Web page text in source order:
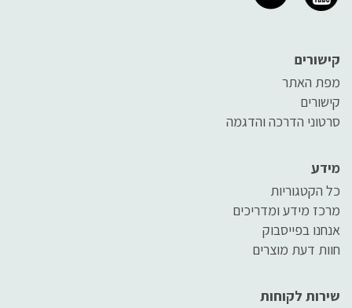
קישורים
מפת האתר
קישורים
סרטוני הדרכה והדגמה
מידע
כל הקטגוריות
מרכז מידע ומדריכים
אנחנו בפייסבוק
חוות דעת מוצרים
שירות לקוחות